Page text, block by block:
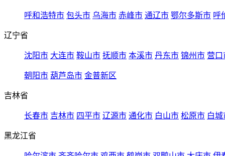
呼和浩特市 包头市 乌海市 赤峰市 通辽市 鄂尔多斯市 呼
辽宁省
沈阳市 大连市 鞍山市 抚顺市 本溪市 丹东市 锦州市 营口
朝阳市 葫芦岛市 金普新区
吉林省
长春市 吉林市 四平市 辽源市 通化市 白山市 松原市 白城
黑龙江省